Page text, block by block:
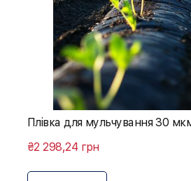
Плівка для мульчування 30
₴2 298,24 грн